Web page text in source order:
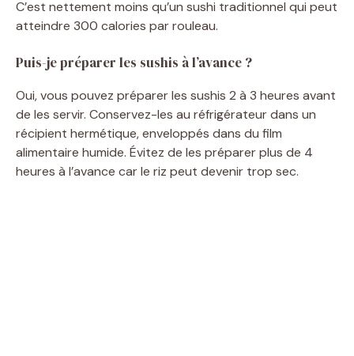
C’est nettement moins qu’un sushi traditionnel qui peut
atteindre 300 calories par rouleau.
Puis-je préparer les sushis à l’avance ?
Oui, vous pouvez préparer les sushis 2 à 3 heures avant
de les servir. Conservez-les au réfrigérateur dans un
récipient hermétique, enveloppés dans du film
alimentaire humide. Évitez de les préparer plus de 4
heures à l’avance car le riz peut devenir trop sec.